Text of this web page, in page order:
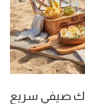
صيفي سريع